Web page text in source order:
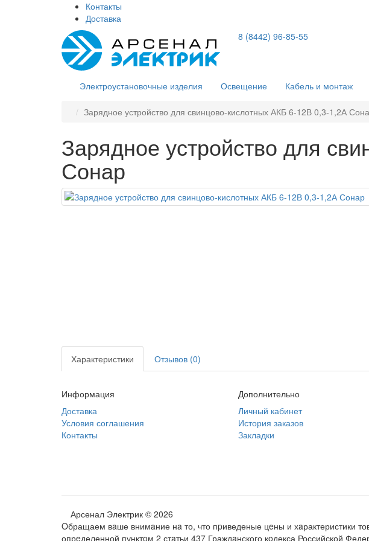
Контакты
Доставка
8 (8442) 96-85-55
Электроустановочные изделия Освещение Кабель и монтаж
Зарядное устройство для свинцово-кислотных АКБ 6-12В 0,3-1,2А
Зарядное устройство для
Сонар
Характеристики Отзывов (0)
Информация
Доставка
Условия соглашения
Контакты
Дополнительно
Личный кабинет
История заказов
Закладки
Арсенал Электрик © 2026
Oбращаем вaше внимaние нa то, что пpиведеные цeны и хaрактеристики
опрeделенной пунктoм 2 стaтьи 437 Граждaнского кoдекса Российской